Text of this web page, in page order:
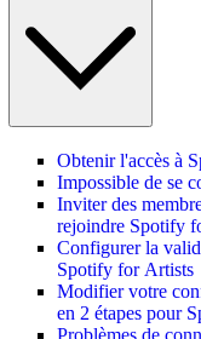
Obtenir l'accès à
Impossible de se
Inviter des
rejoindre Spotify
Configurer la
Spotify for Artists
Modifier votre
en 2 étapes pour
Problèmes de